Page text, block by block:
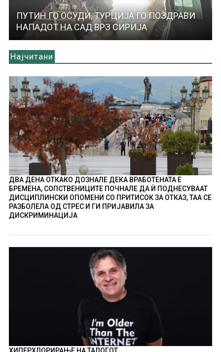
ПУТИН ГО ОСУДИ, ТУРЦИЈА ГО ПОЗДРАВИ
НАПАДОТ НА САД ВРЗ СИРИЈА
Најчитани
ДВА ДЕНА ОТКАКО ДОЗНАЛЕ ДЕКА ВРАБОТЕНАТА Е
БРЕМЕНА, СОПСТВЕНИЦИТЕ ПОЧНАЛЕ ДА Ѝ ПОДНЕСУВААТ
ДИСЦИПЛИНСКИ ОПОМЕНИ СО ПРИТИСОК ЗА ОТКАЗ, ТАА СЕ
РАЗБОЛЕЛА ОД СТРЕС И ГИ ПРИЈАВИЛА ЗА
ДИСКРИМИНАЦИЈА
ХИПЕРХЛОРИРАЊЕ НА ТАЛОГОТ